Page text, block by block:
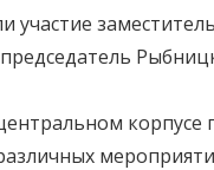
корпусе